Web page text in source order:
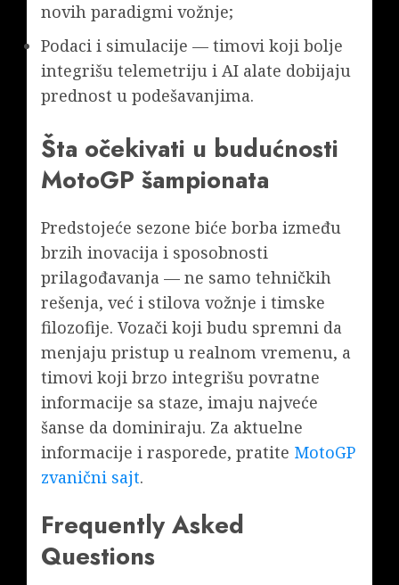
novih paradigmi vožnje;
Podaci i simulacije — timovi koji bolje
integrišu telemetriju i AI alate dobijaju
prednost u podešavanjima.
Šta očekivati u budućnosti
MotoGP šampionata
Predstojeće sezone biće borba između
brzih inovacija i sposobnosti
prilagođavanja — ne samo tehničkih
rešenja, već i stilova vožnje i timske
filozofije. Vozači koji budu spremni da
menjaju pristup u realnom vremenu, a
timovi koji brzo integrišu povratne
informacije sa staze, imaju najveće
šanse da dominiraju. Za aktuelne
informacije i rasporede, pratite MotoGP
zvanični sajt.
Frequently Asked
Questions